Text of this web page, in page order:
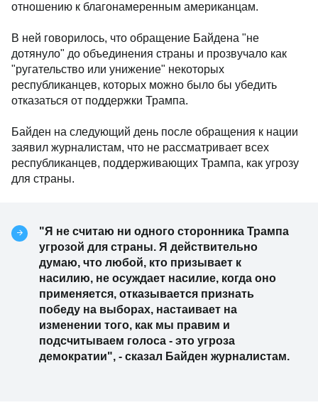
отношению к благонамеренным американцам.
В ней говорилось, что обращение Байдена "не
дотянуло" до объединения страны и прозвучало как
"ругательство или унижение" некоторых
республиканцев, которых можно было бы убедить
отказаться от поддержки Трампа.
Байден на следующий день после обращения к нации
заявил журналистам, что не рассматривает всех
республиканцев, поддерживающих Трампа, как угрозу
для страны.
"Я не считаю ни одного сторонника Трампа
угрозой для страны. Я действительно
думаю, что любой, кто призывает к
насилию, не осуждает насилие, когда оно
применяется, отказывается признать
победу на выборах, настаивает на
изменении того, как мы правим и
подсчитываем голоса - это угроза
демократии", - сказал Байден журналистам.